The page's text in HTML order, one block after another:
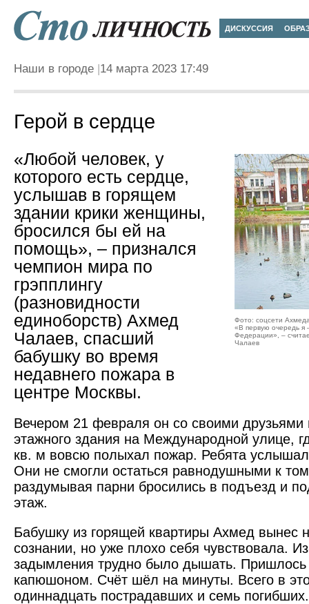
ДИСКУССИЯ
Наши в городе 14 марта 2023 17:49
Герой в сердце
Фото: соцсети
«В первую очередь я
Федерации», –
Чалаев
«Любой человек, у
которого есть сердце,
услышав в горящем
здании крики женщины,
бросился бы ей на
помощь», – признался
чемпион мира по
грэпплингу
(разновидности
единоборств) Ахмед
Чалаев, спасший
бабушку во время
недавнего пожара в
центре ­Москвы.
Вечером 21 февраля он со своими
этажного здания на Международной улице,
кв. м вовсю полыхал пожар. Ребята
Они не смогли остаться равнодушными к
раздумывая парни бросились в подъезд и
этаж.
Бабушку из горящей квартиры Ахмед вынес
сознании, но уже плохо себя чувствовала.
задымления трудно было дышать. Пришлось
капюшоном. Счёт шёл на минуты. Всего в
одиннадцать по­страдавших и семь погибших.